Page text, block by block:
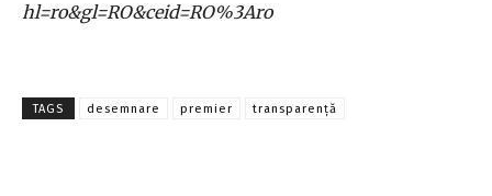
hl=ro&gl=RO&ceid=RO%3Aro
TAGS desemnare premier transparență